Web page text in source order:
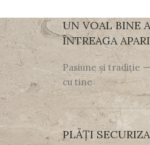
UN VOAL BINE
ÎNTREAGA
Pasiune și tradiție
cu tine
PLĂȚI